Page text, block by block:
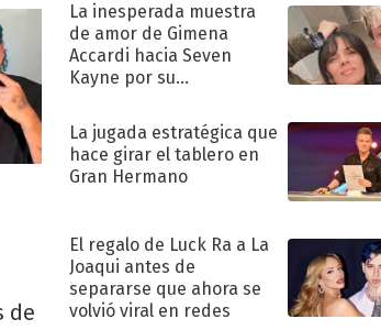
de
La inesperada muestra
de amor de Gimena
Accardi hacia Seven
Kayne por su
La jugada estratégica que
hace girar el tablero en
Gran Hermano
El regalo de Luck Ra a La
Joaqui antes de
separarse que ahora se
volvió viral en redes